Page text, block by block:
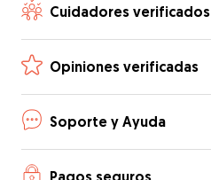
Cuidadores verificados
Opiniones verificadas
Soporte y Ayuda